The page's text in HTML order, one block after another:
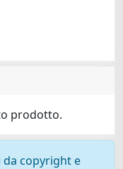
prodotto.
copyright e